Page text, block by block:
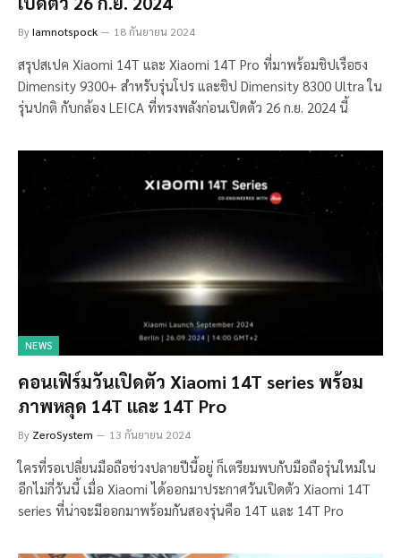
ByIamnotspock 18 กันยายน 2024
สรุปสเปค Xiaomi 14T และ Xiaomi 14T Pro ที่มาพร้อมชิปเรือธง
Dimensity 9300+ สำหรับรุ่นโปร และชิป Dimensity 8300 Ultra ใน
รุ่นปกติ กับกล้อง LEICA ที่ทรงพลังก่อนเปิดตัว 26 ก.ย. 2024 นี้
NEWS
คอนเฟิร์มวันเปิดตัว Xiaomi 14T series พร้อม
ภาพหลุด 14T และ 14T Pro
By ZeroSystem 13 กันยายน 2024
ใครที่รอเปลี่ยนมือถือช่วงปลายปีนี้อยู่ ก็เตรียมพบกับมือถือรุ่นใหม่ใน
อีกไม่กี่วันนี้ เมื่อ Xiaomi ได้ออกมาประกาศวันเปิดตัว Xiaomi 14T
series ที่น่าจะมีออกมาพร้อมกันสองรุ่นคือ 14T และ 14T Pro